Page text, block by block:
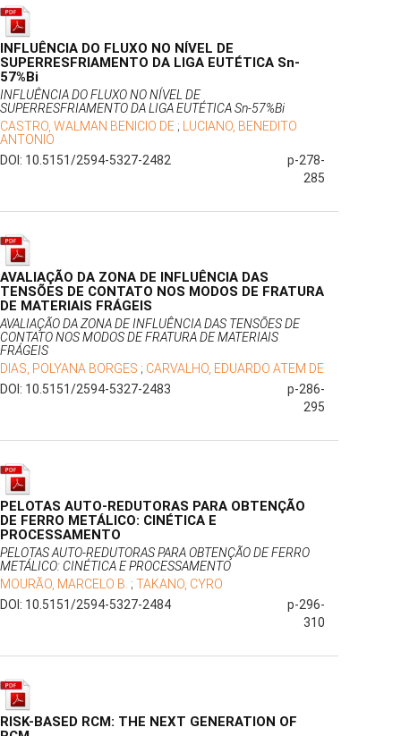
INFLUÊNCIA DO FLUXO NO NÍVEL DE
SUPERRESFRIAMENTO DA LIGA EUTÉTICA Sn-
57%Bi
INFLUÊNCIA DO FLUXO NO NÍVEL DE
SUPERRESFRIAMENTO DA LIGA EUTÉTICA Sn-57%Bi
CASTRO, WALMAN BENICIO DE ; LUCIANO, BENEDITO
ANTONIO
DOI: 10.5151/2594-5327-2482
p-278-
285
AVALIAÇÃO DA ZONA DE INFLUÊNCIA DAS
TENSÕES DE CONTATO NOS MODOS DE FRATURA
DE MATERIAIS FRÁGEIS
AVALIAÇÃO DA ZONA DE INFLUÊNCIA DAS TENSÕES DE
CONTATO NOS MODOS DE FRATURA DE MATERIAIS
FRÁGEIS
DIAS, POLYANA BORGES ; CARVALHO, EDUARDO ATEM DE
DOI: 10.5151/2594-5327-2483
p-286-
295
PELOTAS AUTO-REDUTORAS PARA OBTENÇÃO
DE FERRO METÁLICO: CINÉTICA E
PROCESSAMENTO
PELOTAS AUTO-REDUTORAS PARA OBTENÇÃO DE FERRO
METÁLICO: CINÉTICA E PROCESSAMENTO
MOURÃO, MARCELO B. ; TAKANO, CYRO
DOI: 10.5151/2594-5327-2484
p-296-
310
RISK-BASED RCM: THE NEXT GENERATION OF